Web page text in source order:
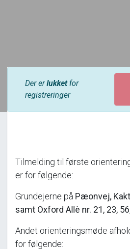
Der erlukketfor
registreringer
Tilmelding til første
er for følgende:
Grundejerne på Pæonvej,
samt Oxford Allè nr. 21, 23,
Andet orienteringsmøde
for følgende: